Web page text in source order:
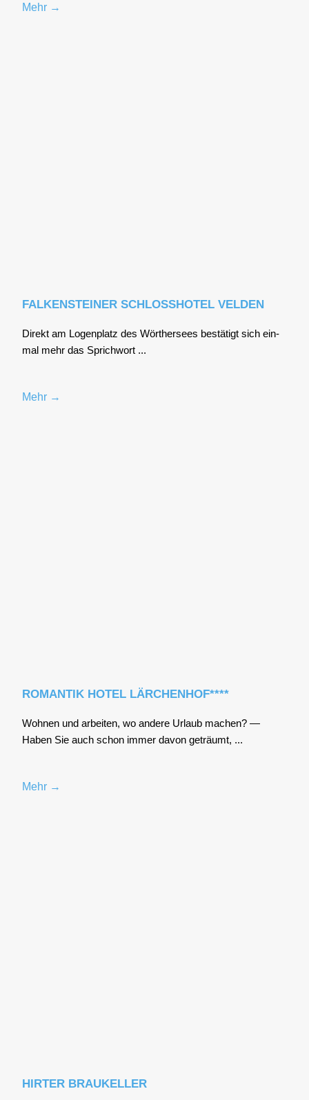
Mehr →
FALKENSTEINER SCHLOSSHOTEL VELDEN
Direkt am Logen­platz des Wör­ther­sees bestä­tigt sich ein­
mal mehr das Sprich­wort ...
Mehr →
ROMANTIK HOTEL LÄRCHENHOF****
Woh­nen und arbei­ten, wo ande­re Urlaub machen? —
Haben Sie auch schon immer davon geträumt, ...
Mehr →
HIRTER BRAUKELLER